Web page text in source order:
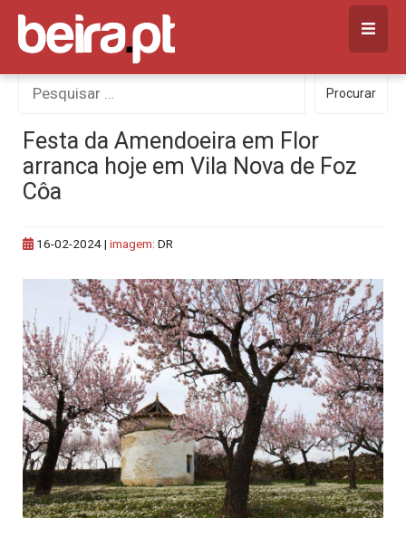
Skip
content
Procurar
por:
Procurar
Festa da Amendoeira em Flor
arranca hoje em Vila Nova de Foz
Côa
16-02-2024| imagem: DR